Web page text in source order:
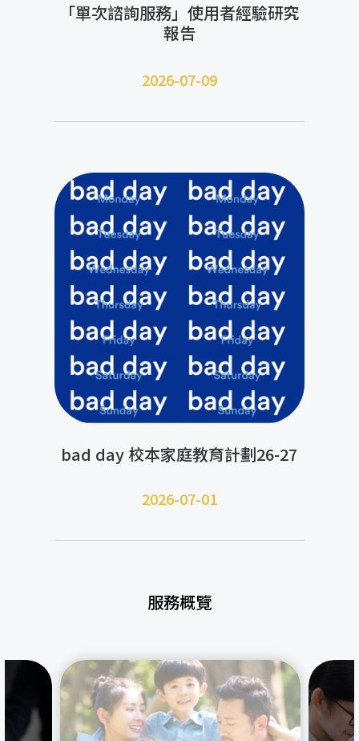
「單次諮詢服務」使用者經驗研究
報告
2026-07-09
bad day 校本家庭教育計劃26-27
2026-07-01
服務概覽